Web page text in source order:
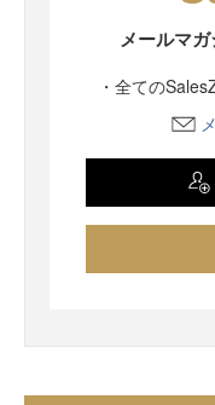
メールマ
・全ての